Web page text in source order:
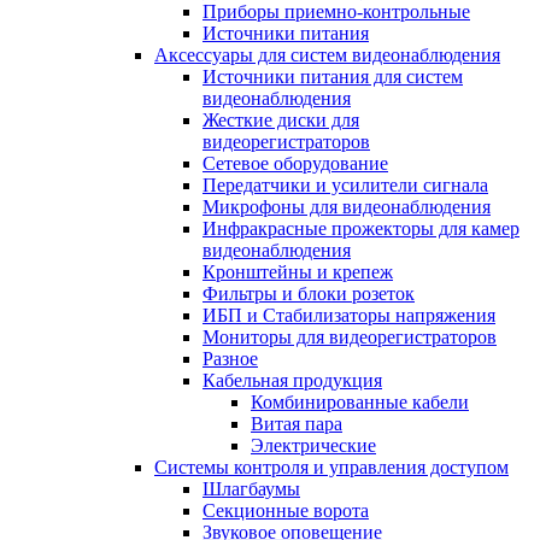
Приборы приемно-контрольные
Источники питания
Аксессуары для систем видеонаблюдения
Источники питания для систем
видеонаблюдения
Жесткие диски для
видеорегистраторов
Сетевое оборудование
Передатчики и усилители сигнала
Микрофоны для видеонаблюдения
Инфракрасные прожекторы для камер
видеонаблюдения
Кронштейны и крепеж
Фильтры и блоки розеток
ИБП и Стабилизаторы напряжения
Мониторы для видеорегистраторов
Разное
Кабельная продукция
Комбинированные кабели
Витая пара
Электрические
Системы контроля и управления доступом
Шлагбаумы
Секционные ворота
Звуковое оповещение